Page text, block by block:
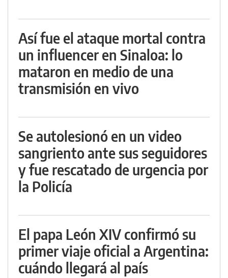
Así fue el ataque mortal contra
un influencer en Sinaloa: lo
mataron en medio de una
transmisión en vivo
Se autolesionó en un video
sangriento ante sus seguidores
y fue rescatado de urgencia por
la Policía
El papa León XIV confirmó su
primer viaje oficial a Argentina:
cuándo llegará al país